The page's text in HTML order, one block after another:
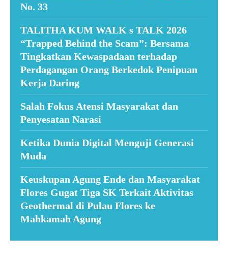
No. 33
TALITHA KUM WALK s TALK 2026
“Trapped Behind the Scam”: Bersama
Tingkatkan Kewaspadaan terhadap
Perdagangan Orang Berkedok Penipuan
Kerja Daring
Salah Fokus Atensi Masyarakat dan
Penyesatan Narasi
Ketika Dunia Digital Menguji Generasi
Muda
Keuskupan Agung Ende dan Masyarakat
Flores Gugat Tiga SK Terkait Aktivitas
Geothermal di Pulau Flores ke
Mahkamah Agung